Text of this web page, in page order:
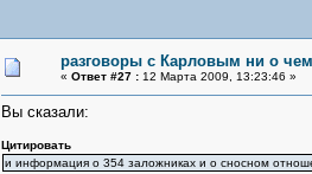
разговоры с Карловым ни о
« Ответ #27 :12 Марта 2009, 13:23:46 »
Вы сказали:
Цитировать
и информация о 354 заложниках и о сносном